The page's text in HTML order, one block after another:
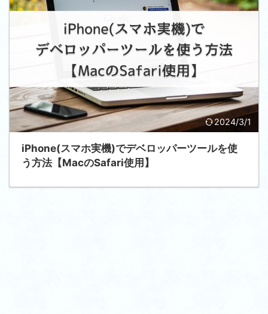
2024/3/1
iPhone(スマホ実機)でデベロッパーツールを使
う方法【MacのSafari使用】